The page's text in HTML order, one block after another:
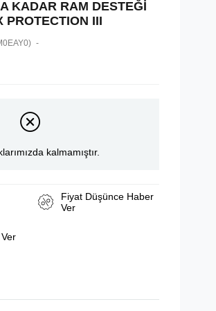
KADAR RAM DESTEĞİ
PROTECTION III
kalmamıştır.
Fiyat Düşünce Haber
Ver